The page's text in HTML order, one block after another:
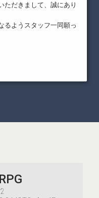
ただきまして、誠にあり
るようスタッフ一同願っ